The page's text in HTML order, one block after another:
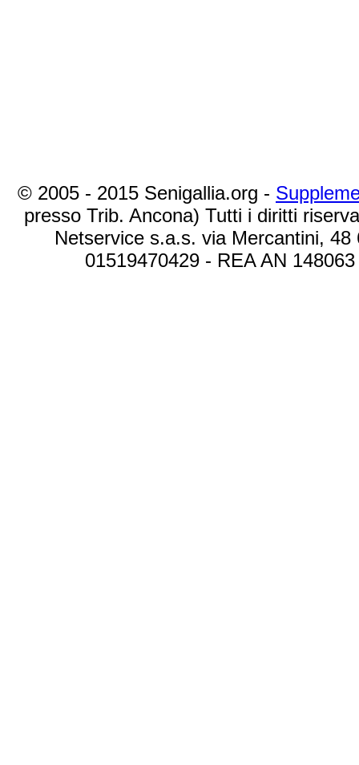
© 2005 - 2015 Senigallia.org -
presso Trib. Ancona) Tutti i diritti
Netservice s.a.s. via Mercantini,
01519470429 - REA AN